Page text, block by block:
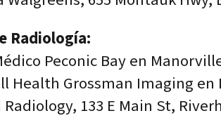
Radiología:
Peconic Bay en
Health Grossman Imaging en
133 E Main St,